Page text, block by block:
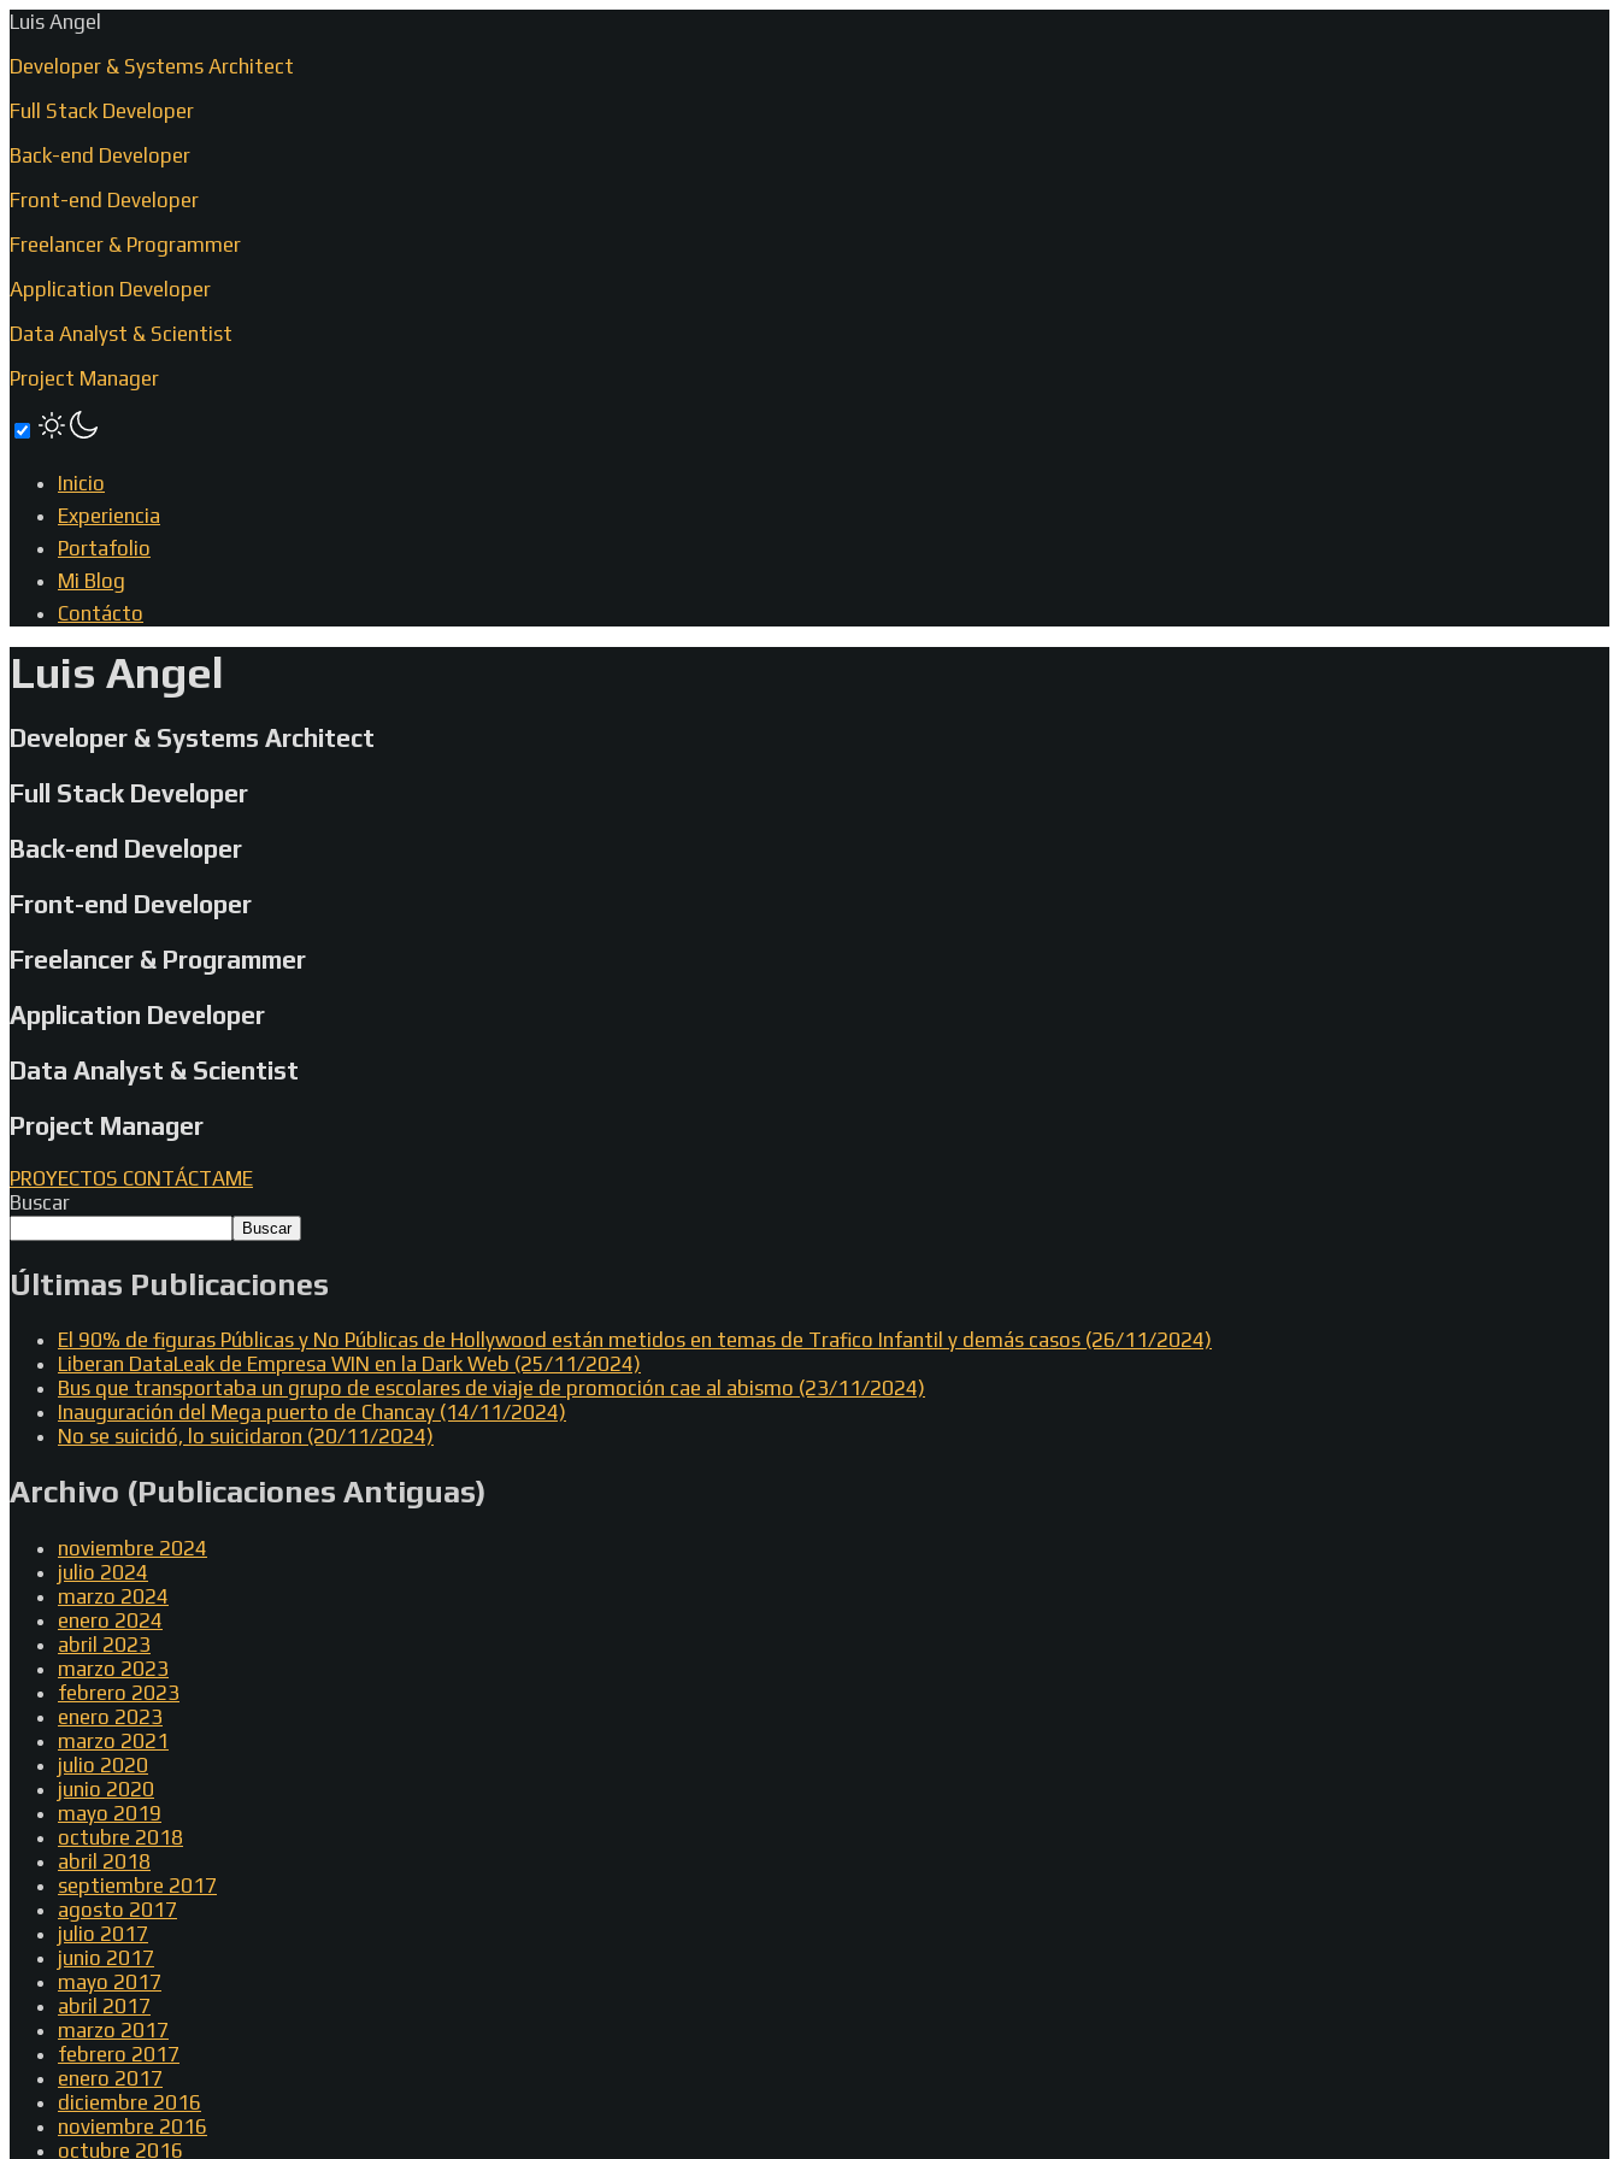
Luis Angel
Developer & Systems Architect
Full Stack Developer
Back-end Developer
Front-end Developer
Freelancer & Programmer
Application Developer
Data Analyst & Scientist
Project Manager
Inicio
Experiencia
Portafolio
Mi Blog
Contácto
Luis Angel
Developer & Systems Architect
Full Stack Developer
Back-end Developer
Front-end Developer
Freelancer & Programmer
Application Developer
Data Analyst & Scientist
Project Manager
PROYECTOS CONTÁCTAME
Buscar
Buscar
Últimas Publicaciones
El 90% de figuras Públicas y No Públicas de Hollywood están metidos en temas de Trafico Infantil y demás casos (26/11/2024)
Liberan DataLeak de Empresa WIN en la Dark Web (25/11/2024)
Bus que transportaba un grupo de escolares de viaje de promoción cae al abismo (23/11/2024)
Inauguración del Mega puerto de Chancay (14/11/2024)
No se suicidó, lo suicidaron (20/11/2024)
Archivo (Publicaciones Antiguas)
noviembre 2024
julio 2024
marzo 2024
enero 2024
abril 2023
marzo 2023
febrero 2023
enero 2023
marzo 2021
julio 2020
junio 2020
mayo 2019
octubre 2018
abril 2018
septiembre 2017
agosto 2017
julio 2017
junio 2017
mayo 2017
abril 2017
marzo 2017
febrero 2017
enero 2017
diciembre 2016
noviembre 2016
octubre 2016